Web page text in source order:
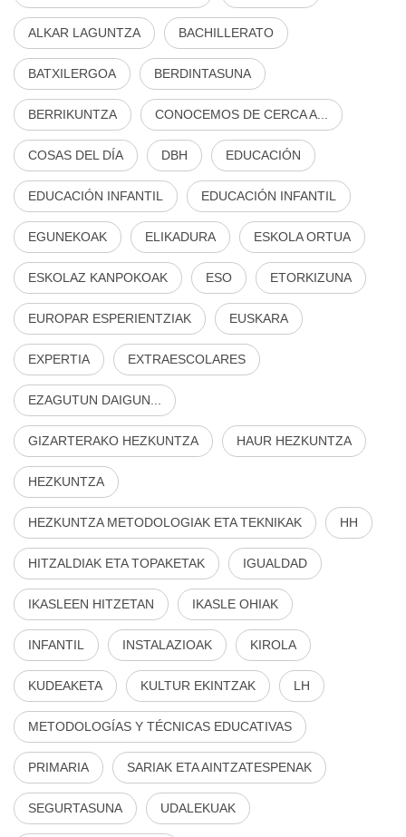
ALKAR LAGUNTZA BACHILLERATO
BATXILERGOA BERDINTASUNA
BERRIKUNTZA CONOCEMOS DE CERCA A...
COSAS DEL DÍA DBH EDUCACIÓN
EDUCACIÓN INFANTIL EDUCACIÓN INFANTIL
EGUNEKOAK ELIKADURA ESKOLA ORTUA
ESKOLAZ KANPOKOAK ESO ETORKIZUNA
EUROPAR ESPERIENTZIAK EUSKARA
EXPERTIA EXTRAESCOLARES
EZAGUTUN DAIGUN...
GIZARTERAKO HEZKUNTZA HAUR HEZKUNTZA
HEZKUNTZA
HEZKUNTZA METODOLOGIAK ETA TEKNIKAK HH
HITZALDIAK ETA TOPAKETAK IGUALDAD
IKASLEEN HITZETAN IKASLE OHIAK
INFANTIL INSTALAZIOAK KIROLA
KUDEAKETA KULTUR EKINTZAK LH
METODOLOGÍAS Y TÉCNICAS EDUCATIVAS
PRIMARIA SARIAK ETA AINTZATESPENAK
SEGURTASUNA UDALEKUAK